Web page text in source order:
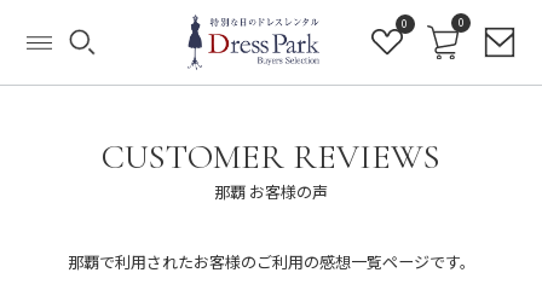
0 0
CUSTOMER REVIEWS
那覇 お客様の声
那覇で利用されたお客様のご利用の感想一覧ページです。